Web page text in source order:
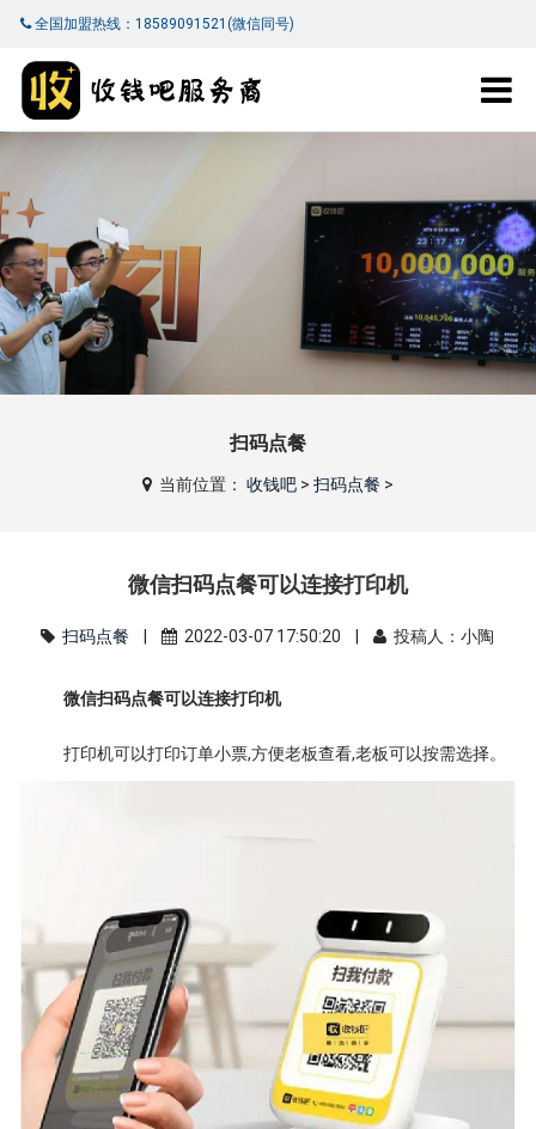
全国加盟热线：18589091521(微信同号)
扫码点餐
当前位置： 收钱吧> 扫码点餐 >
微信扫码点餐可以连接打印机
扫码点餐 | 2022-03-07 17:50:20 | 投稿人：小陶
微信扫码点餐可以连接打印机
打印机可以打印订单小票,方便老板查看,老板可以按需选择。